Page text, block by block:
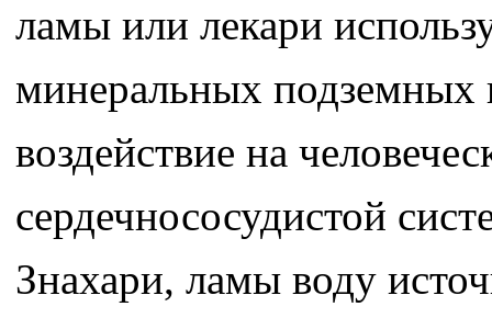
ламы или лекари
минеральных подземных
воздействие на
сердечнососудистой
Знахари, ламы воду